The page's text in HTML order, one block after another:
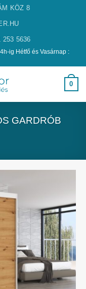
KÖZ 8
253 5636
ig Hétfő és Vasárnap :
0
GARDRÓB